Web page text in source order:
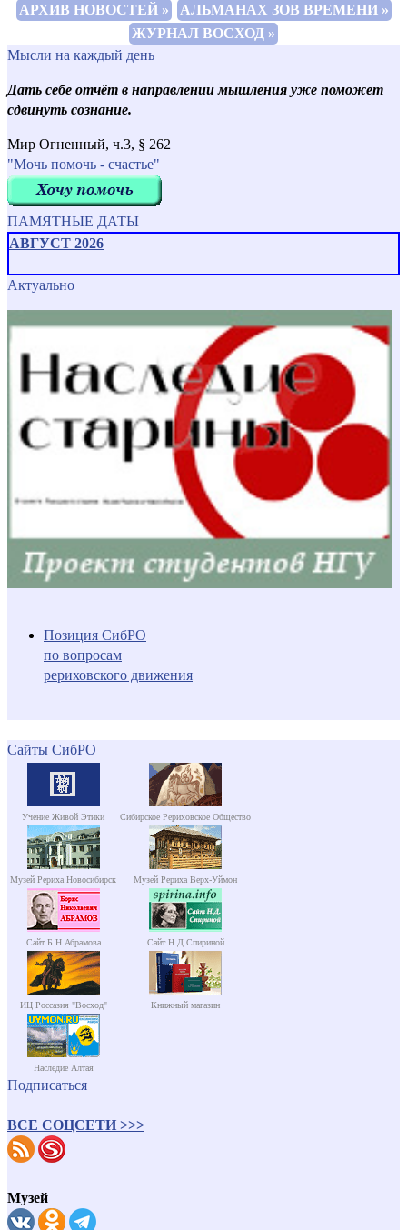
АРХИВ НОВОСТЕЙ »
АЛЬМАНАХ ЗОВ ВРЕМЕНИ »
ЖУРНАЛ ВОСХОД »
Мысли на каждый день
Дать себе отчёт в направлении мышления уже поможет
сдвинуть сознание.
Мир Огненный, ч.3, § 262
"Мочь помочь - счастье"
ПАМЯТНЫЕ ДАТЫ
АВГУСТ 2026
Актуально
Позиция СибРО
по вопросам
рериховского движения
Сайты СибРО
Учение Живой Этики Сибирское Рериховское Общество
Музей Рериха Новосибирск Музей Рериха Верх-Уймон
Сайт Б.Н.Абрамова Сайт Н.Д.Спириной
ИЦ Россазия "Восход" Книжный магазин
Наследие Алтая
Подписаться
ВСЕ СОЦСЕТИ >>>
Музей